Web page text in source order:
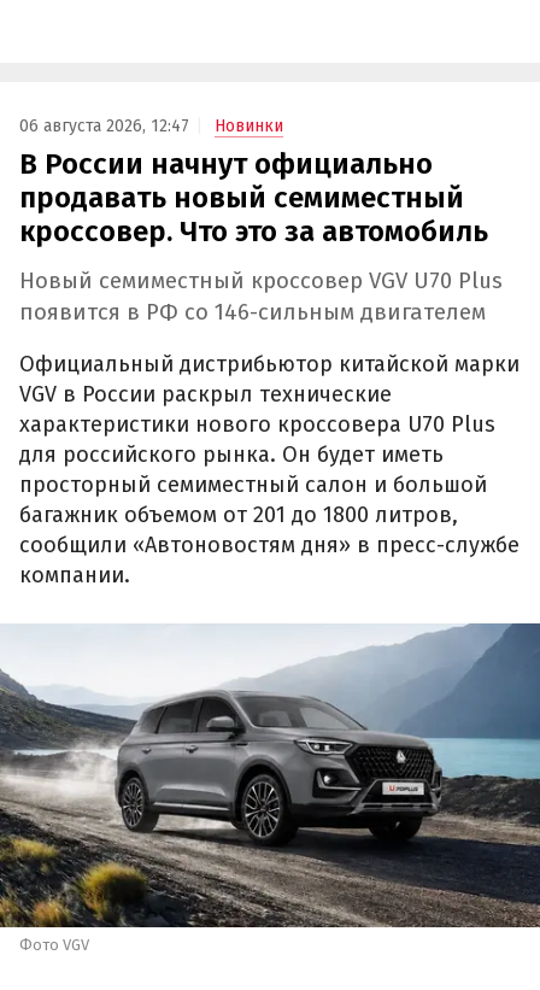
06 августа 2026, 12:47 Новинки
В России начнут официально
продавать новый семиместный
кроссовер. Что это за автомобиль
Новый семиместный кроссовер VGV U70 Plus
появится в РФ со 146-сильным двигателем
Официальный дистрибьютор китайской марки
VGV в России раскрыл технические
характеристики нового кроссовера U70 Plus
для российского рынка. Он будет иметь
просторный семиместный салон и большой
багажник объемом от 201 до 1800 литров,
сообщили «Автоновостям дня» в пресс-службе
компании.
Фото VGV